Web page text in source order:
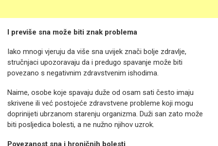
I previše sna može biti znak problema
Iako mnogi vjeruju da više sna uvijek znači bolje zdravlje,
stručnjaci upozoravaju da i predugo spavanje može biti
povezano s negativnim zdravstvenim ishodima.
Naime, osobe koje spavaju duže od osam sati često imaju
skrivene ili već postojeće zdravstvene probleme koji mogu
doprinijeti ubrzanom starenju organizma. Duži san zato može
biti posljedica bolesti, a ne nužno njihov uzrok.
Povezanost sna i hroničnih bolesti